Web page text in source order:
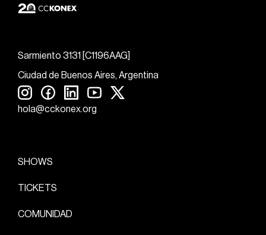
Sarmiento 3131 [C1196AAG]
Ciudad de Buenos Aires, Argentina
hola@cckonex.org
SHOWS
TICKETS
COMUNIDAD